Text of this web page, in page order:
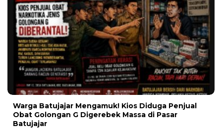
Warga Batujajar Mengamuk! Kios Diduga Penjual
Obat Golongan G Digerebek Massa di Pasar
Batujajar